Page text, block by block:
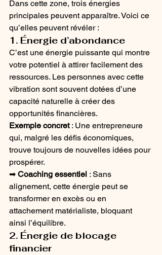
Dans cette zone, trois énergies
principales peuvent apparaître. Voici ce
qu’elles peuvent révéler :
1. Énergie d’abondance
C’est une énergie puissante qui montre
votre potentiel à attirer facilement des
ressources. Les personnes avec cette
vibration sont souvent dotées d’une
capacité naturelle à créer des
opportunités financières.
Exemple concret : Une entrepreneure
qui, malgré les défis économiques,
trouve toujours de nouvelles idées pour
prospérer.
➡ Coaching essentiel : Sans
alignement, cette énergie peut se
transformer en excès ou en
attachement matérialiste, bloquant
ainsi l’équilibre.
2. Énergie de blocage
financier